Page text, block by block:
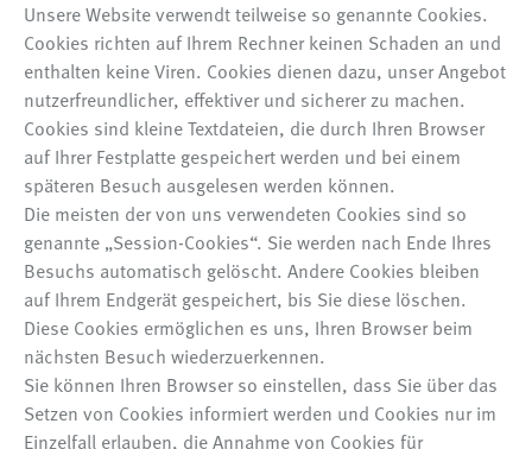
Unsere Website verwendt teilweise so genannte Cookies.
Cookies richten auf Ihrem Rechner keinen Schaden an und
enthalten keine Viren. Cookies dienen dazu, unser Angebot
nutzerfreundlicher, effektiver und sicherer zu machen.
Cookies sind kleine Textdateien, die durch Ihren Browser
auf Ihrer Festplatte gespeichert werden und bei einem
späteren Besuch ausgelesen werden können.
Die meisten der von uns verwendeten Cookies sind so
genannte „Session-Cookies“. Sie werden nach Ende Ihres
Besuchs automatisch gelöscht. Andere Cookies bleiben
auf Ihrem Endgerät gespeichert, bis Sie diese löschen.
Diese Cookies ermöglichen es uns, Ihren Browser beim
nächsten Besuch wiederzuerkennen.
Sie können Ihren Browser so einstellen, dass Sie über das
Setzen von Cookies informiert werden und Cookies nur im
Einzelfall erlauben, die Annahme von Cookies für